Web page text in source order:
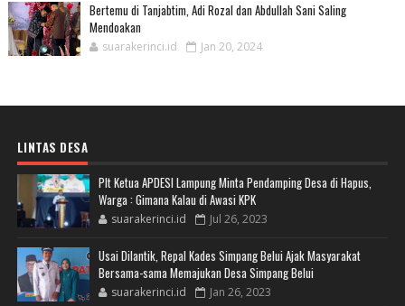
Bertemu di Tanjabtim, Adi Rozal dan Abdullah Sani Saling
Mendoakan
suarakerinci.id Jan 20, 2024
LINTAS DESA
Plt Ketua APDESI Lampung Minta Pendamping Desa di Hapus,
Warga : Gimana Kalau di Awasi KPK
suarakerinci.id Jul 26, 2023
Usai Dilantik, Repal Kades Simpang Belui Ajak Masyarakat
Bersama-sama Memajukan Desa Simpang Belui
suarakerinci.id Jan 26, 2023